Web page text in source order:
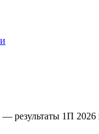
результаты 1П 2026